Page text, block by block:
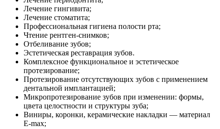
Лечение гингивита;
Лечение стоматита;
Профессиональная гигиена полости рта;
Чтение рентген-снимков;
Отбеливание зубов;
Эстетическая реставрация зубов.
Комплексное функциональное и эстетическое
протезирование;
Протезирование отсутствующих зубов с применением
дентальной имплантацией;
Микропротезирование зубов при изменении: формы,
цвета целостности и структуры зуба;
Виниры, коронки, керамические накладки — материал
E-max;